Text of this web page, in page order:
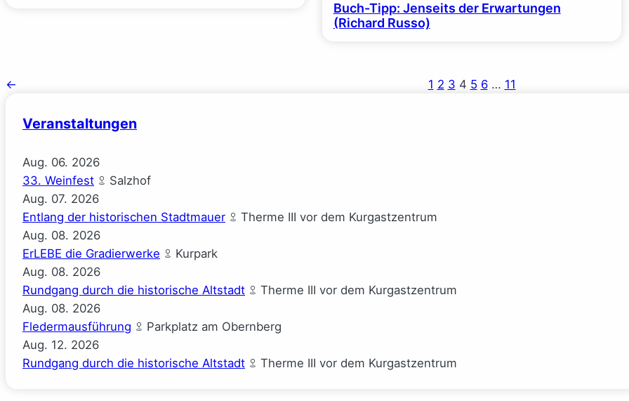
Buch-Tipp: Jenseits der Erwartungen
(Richard Russo)
← 1 2 3 4 5 6 … 11
Veranstaltungen
Aug. 06. 2026
33. Weinfest
Salzhof
Aug. 07. 2026
Entlang der historischen Stadtmauer
Therme III vor dem Kurgastzentrum
Aug. 08. 2026
ErLEBE die Gradierwerke
Kurpark
Aug. 08. 2026
Rundgang durch die historische Altstadt
Therme III vor dem Kurgastzentrum
Aug. 08. 2026
Fledermausführung
Parkplatz am Obernberg
Aug. 12. 2026
Rundgang durch die historische Altstadt
Therme III vor dem Kurgastzentrum